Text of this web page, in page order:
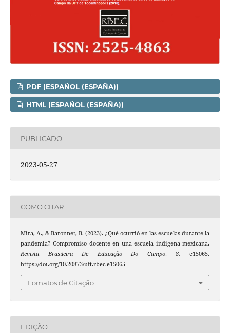
PDF (ESPAÑOL (ESPAÑA))
HTML (ESPAÑOL (ESPAÑA))
PUBLICADO
2023-05-27
COMO CITAR
Mira, A., & Baronnet, B. (2023). ¿Qué ocurrió en las escuelas durante la
pandemia? Compromiso docente en una escuela indígena mexicana.
Revista Brasileira De Educação Do Campo,8, e15065.
https://doi.org/10.20873/uft.rbec.e15065
Fomatos de Citação
EDIÇÃO